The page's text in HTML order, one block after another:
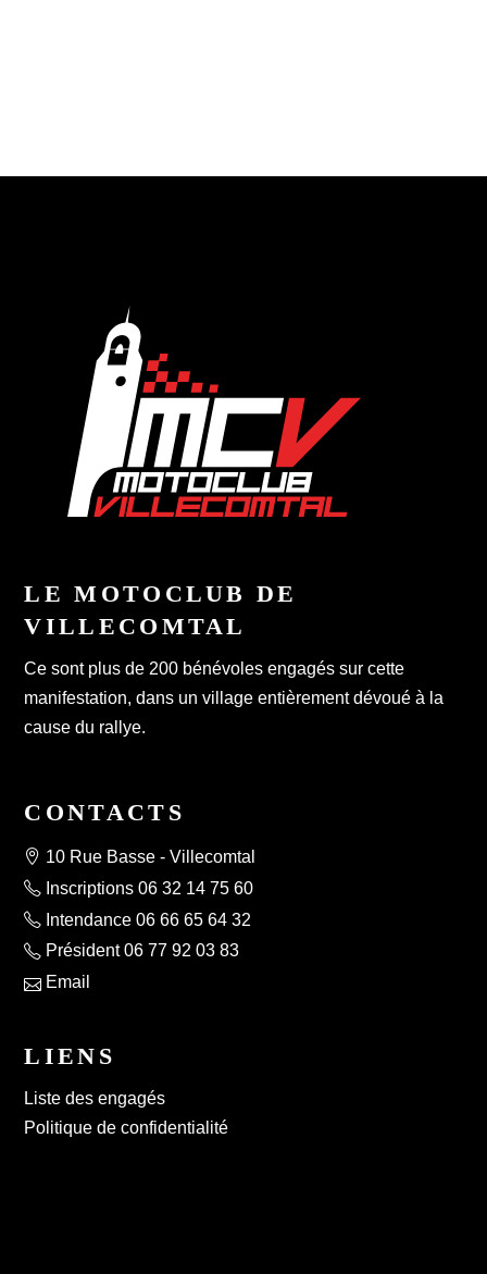
LE MOTOCLUB DE
VILLECOMTAL
Ce sont plus de 200 bénévoles engagés sur cette
manifestation, dans un village entièrement dévoué à la
cause du rallye.
CONTACTS
10 Rue Basse - Villecomtal
Inscriptions 06 32 14 75 60
Intendance 06 66 65 64 32
Président 06 77 92 03 83
Email
LIENS
Liste des engagés
Politique de confidentialité